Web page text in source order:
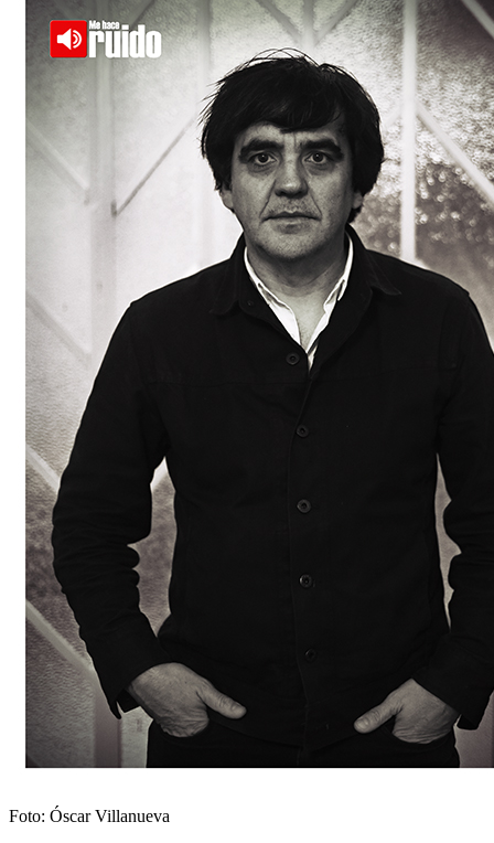
Foto: Óscar Villanueva